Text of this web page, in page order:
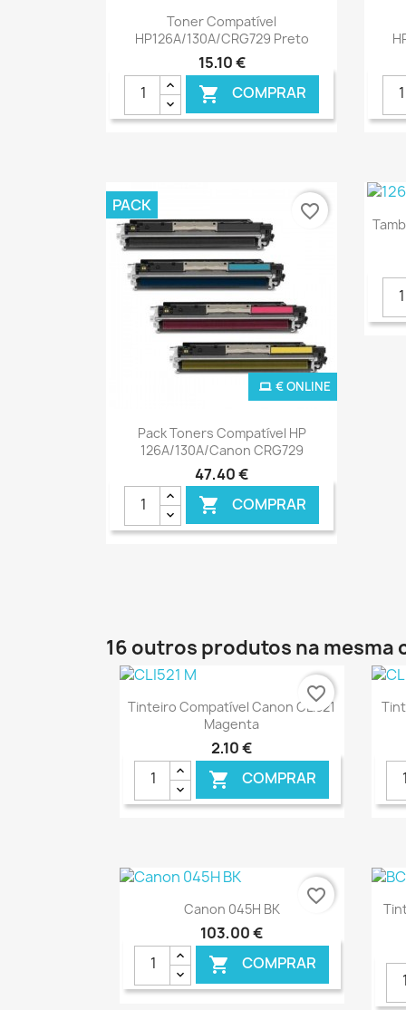
Ver+
Toner Compatível
HP126A/130A/CRG729 Preto
15,10 €
 COMPRAR
Ver+
Pack Toners Compatível HP
126A/130A/Canon CRG729
47,40 €
 COMPRAR
€ ONLINE
PACK favorite_border
16 outros produtos na mesma
Ver+
Tinteiro Compatível Canon CLI521
Magenta
2,10 €
 COMPRAR
favorite_border
 Ver+
Canon 045H BK
103,00 €
 COMPRAR
favorite_border